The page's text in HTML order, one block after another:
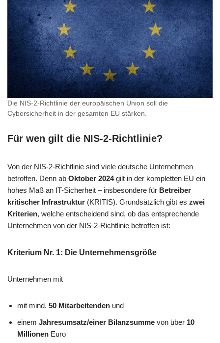
Die NIS-2-Richtlinie der europäischen Union soll die
Cybersicherheit in der gesamten EU stärken.
Für wen gilt die NIS-2-Richtlinie?
Von der NIS-2-Richtlinie sind viele deutsche Unternehmen
betroffen. Denn ab Oktober 2024gilt in der kompletten EU ein
hohes Maß an IT-Sicherheit – insbesondere für Betreiber
kritischer Infrastruktur (KRITIS). Grundsätzlich gibt es zwei
Kriterien, welche entscheidend sind, ob das entsprechende
Unternehmen von der NIS-2-Richtlinie betroffen ist:
Kriterium Nr. 1: Die Unternehmensgröße
Unternehmen mit
mit mind. 50 Mitarbeitenden und
einem Jahresumsatz/einer Bilanzsumme von über 10
Millionen Euro